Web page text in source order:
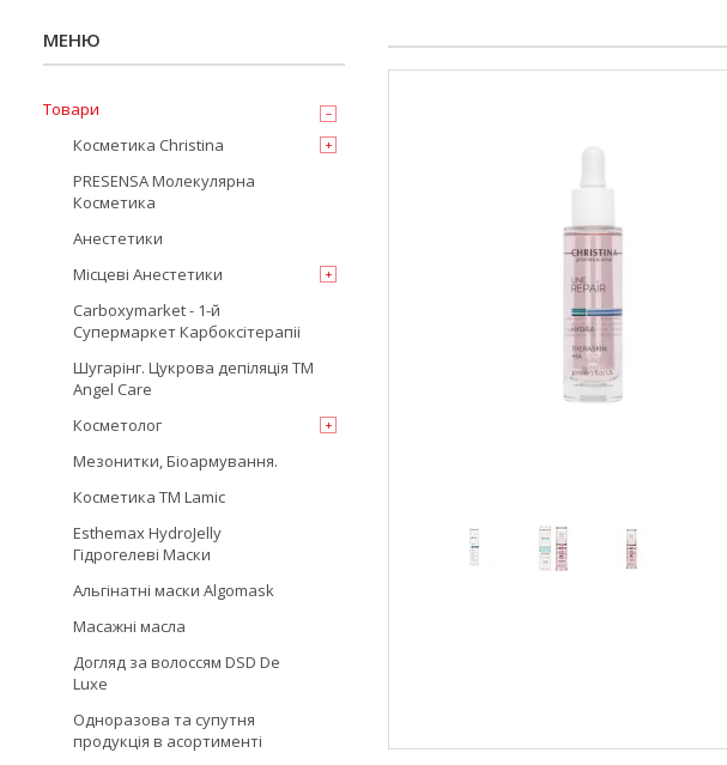
Товари
Косметика Christina
PRESENSA Молекулярна
Косметика
Анестетики
Місцеві Анестетики
Carboxymarket - 1-й
Супермаркет Карбоксітерапіі
Шугарінг. Цукрова депіляція TM
Angel Care
Косметолог
Мезонитки, Біоармування.
Косметика TM Lamic
Esthemax HydroJelly
Гідрогелеві Маски
Альгінатні маски Algomask
Масажні масла
Догляд за волоссям DSD De
Luxe
Одноразова та супутня
продукція в асортименті